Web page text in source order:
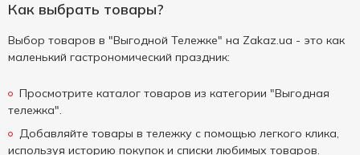
Как выбрать товары?
Выбор товаров в "Выгодной Тележке" на Zakaz.ua - это как
маленький гастрономический праздник:
Просмотрите каталог товаров из категории "Выгодная
тележка".
Добавляйте товары в тележку с помощью легкого клика,
используя историю покупок и списки любимых товаров.